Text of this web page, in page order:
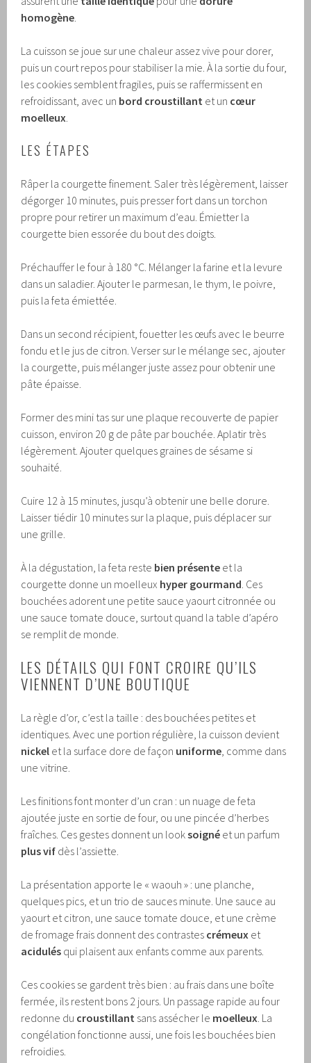
homogène
La cuisson se joue sur une chaleur assez vive pour dorer,
puis un court repos pour stabiliser la mie. À la sortie du four,
les cookies semblent fragiles, puis se raffermissent en
refroidissant, avec un bord croustillant et un cœur
moelleux
LES ÉTAPES
Râper la courgette finement. Saler très légèrement, laisser
dégorger 10 minutes, puis presser fort dans un torchon
propre pour retirer un maximum d’eau. Émietter la
courgette bien essorée du bout des doigts.
Préchauffer le four à 180 °C. Mélanger la farine et la levure
dans un saladier. Ajouter le parmesan, le thym, le poivre,
puis la feta émiettée.
Dans un second récipient, fouetter les œufs avec le beurre
fondu et le jus de citron. Verser sur le mélange sec, ajouter
la courgette, puis mélanger juste assez pour obtenir une
pâte épaisse.
Former des mini tas sur une plaque recouverte de papier
cuisson, environ 20 g de pâte par bouchée. Aplatir très
légèrement. Ajouter quelques graines de sésame si
souhaité.
Cuire 12 à 15 minutes, jusqu’à obtenir une belle dorure.
Laisser tiédir 10 minutes sur la plaque, puis déplacer sur
une grille.
À la dégustation, la feta reste bien présente et la
courgette donne un moelleux hyper gourmand . Ces
bouchées adorent une petite sauce yaourt citronnée ou
une sauce tomate douce, surtout quand la table d’apéro
se remplit de monde.
LES DÉTAILS QUI FONT CROIRE QU’ILS
VIENNENT D’UNE BOUTIQUE
La règle d’or, c’est la taille : des bouchées petites et
identiques. Avec une portion régulière, la cuisson devient
nickel et la surface dore de façon uniforme , comme dans
une vitrine.
Les finitions font monter d’un cran : un nuage de feta
ajoutée juste en sortie de four, ou une pincée d’herbes
fraîches. Ces gestes donnent un looksoigné et un parfum
plus vif dès l’assiette.
La présentation apporte le « waouh » : une planche,
quelques pics, et un trio de sauces minute. Une sauce au
yaourt et citron, une sauce tomate douce, et une crème
de fromage frais donnent des contrastes crémeux et
acidulés qui plaisent aux enfants comme aux parents.
Ces cookies se gardent très bien : au frais dans une boîte
fermée, ils restent bons 2 jours. Un passage rapide au four
redonne du croustillant sans assécher le moelleux . La
congélation fonctionne aussi, une fois les bouchées bien
refroidies.